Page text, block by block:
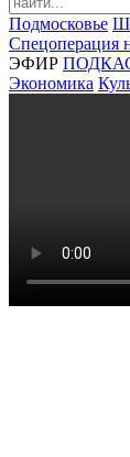
Подмосковье
Спецоперация
ЭФИР
Экономика